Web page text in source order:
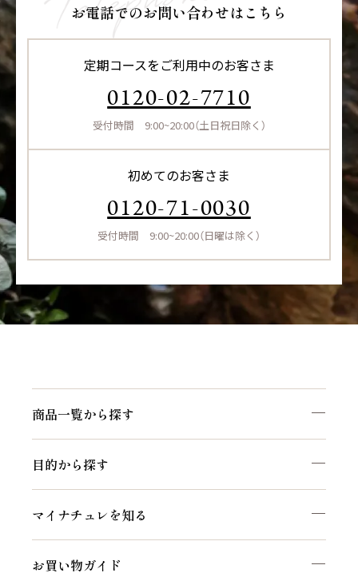
お電話でのお問い合わせはこちら
定期コースをご利用中のお客さま
0120-02-7710
受付時間 9:00~20:00（土日祝日除く）
初めてのお客さま
0120-71-0030
受付時間 9:00~20:00（日曜は除く）
商品一覧から探す
目的から探す
マイナチュレを知る
お買い物ガイド